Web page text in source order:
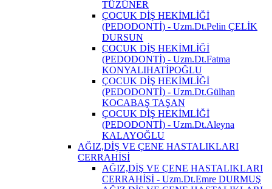
TÜZÜNER
ÇOCUK DİŞ HEKİMLİĞİ
(PEDODONTİ) - Uzm.Dt.Pelin ÇELİK
DURSUN
ÇOCUK DİŞ HEKİMLİĞİ
(PEDODONTİ) - Uzm.Dt.Fatma
KONYALIHATİPOĞLU
ÇOCUK DİŞ HEKİMLİĞİ
(PEDODONTİ) - Uzm.Dt.Gülhan
KOCABAŞ TAŞAN
ÇOCUK DİŞ HEKİMLİĞİ
(PEDODONTİ) - Uzm.Dt.Aleyna
KALAYOĞLU
AĞIZ,DİŞ VE ÇENE HASTALIKLARI
CERRAHİSİ
AĞIZ,DİŞ VE ÇENE HASTALIKLARI
CERRAHİSİ - Uzm.Dt.Emre DURMUŞ